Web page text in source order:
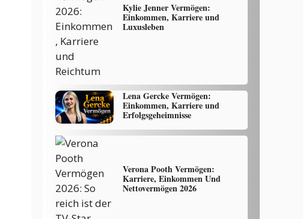
Kylie Jenner Vermögen:
Einkommen, Karriere und
Luxusleben
Lena Gercke Vermögen:
Einkommen, Karriere und
Erfolgsgeheimnisse
Verona Pooth Vermögen:
Karriere, Einkommen Und
Nettovermögen 2026